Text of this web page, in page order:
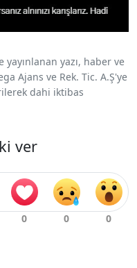
yazı, haber ve
Ajans ve Rek. Tic. A.Ş'ye
dahi iktibas
ver